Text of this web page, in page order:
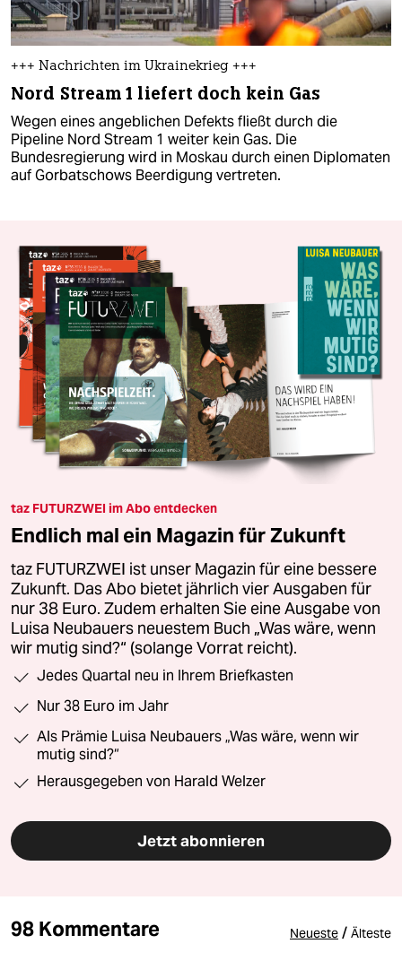
+++ Nachrichten im Ukrainekrieg +++
Nord Stream 1 liefert doch kein Gas
Wegen eines angeblichen Defekts fließt durch die
Pipeline Nord Stream 1 weiter kein Gas. Die
Bundesregierung wird in Moskau durch einen Diplomaten
auf Gorbatschows Beerdigung vertreten.
taz FUTURZWEI im Abo entdecken
Endlich mal ein Magazin für Zukunft
taz FUTURZWEI ist unser Magazin für eine bessere
Zukunft. Das Abo bietet jährlich vier Ausgaben für
nur 38 Euro. Zudem erhalten Sie eine Ausgabe von
Luisa Neubauers neuestem Buch „Was wäre, wenn
wir mutig sind?“ (solange Vorrat reicht).
Jedes Quartal neu in Ihrem Briefkasten
Nur 38 Euro im Jahr
Als Prämie Luisa Neubauers „Was wäre, wenn wir
mutig sind?“
Herausgegeben von Harald Welzer
Jetzt abonnieren
98 Kommentare Neueste / Älteste